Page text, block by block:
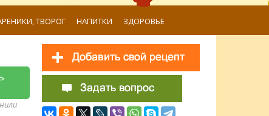
ТВОРОГ НАПИТКИ ЗДОРОВЬЕ